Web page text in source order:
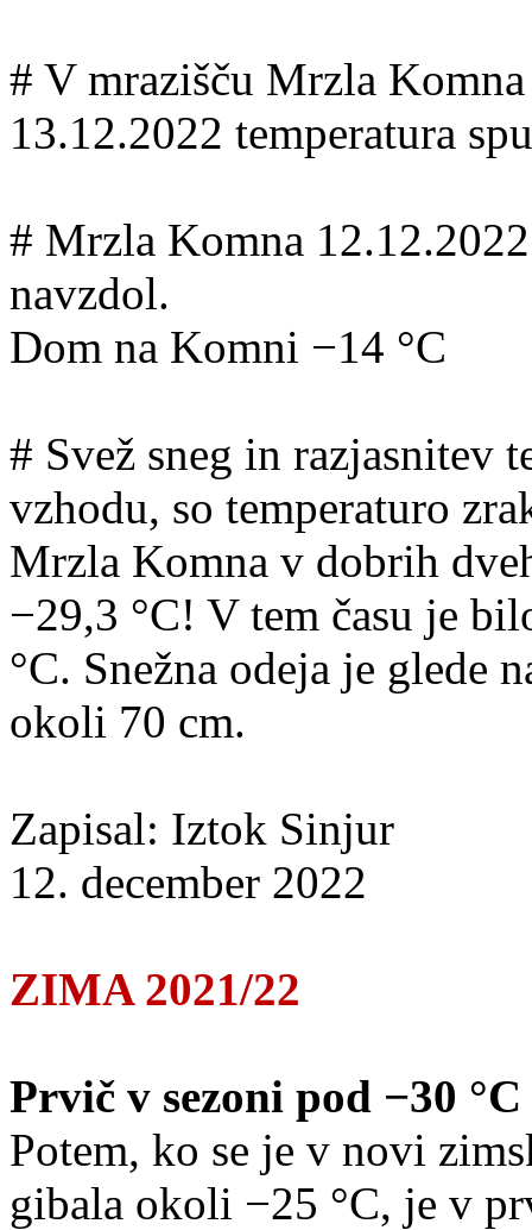
# V mrazišču Mrzla
13.12.2022 temperatura
# Mrzla Komna
navzdol.
Dom na Komni −14 °C
# Svež sneg in razjasnitev
vzhodu, so temperaturo
Mrzla Komna v dobrih
−29,3 °C! V tem času je
°C. Snežna odeja je glede
okoli 70 cm.
Zapisal: Iztok Sinjur
12. december 2022
ZIMA 2021/22
Prvič v sezoni pod −30 °C
Potem, ko se je v novi
gibala okoli −25 °C, je v